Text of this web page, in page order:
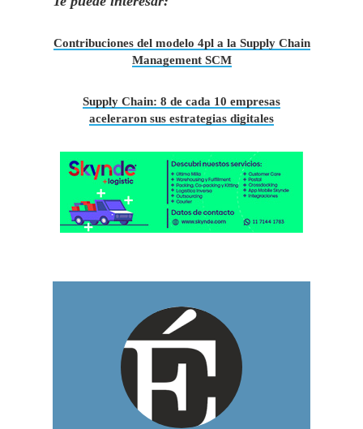
Contribuciones del modelo 4pl a la Supply Chain
Management SCM
Supply Chain: 8 de cada 10 empresas
aceleraron sus estrategias digitales